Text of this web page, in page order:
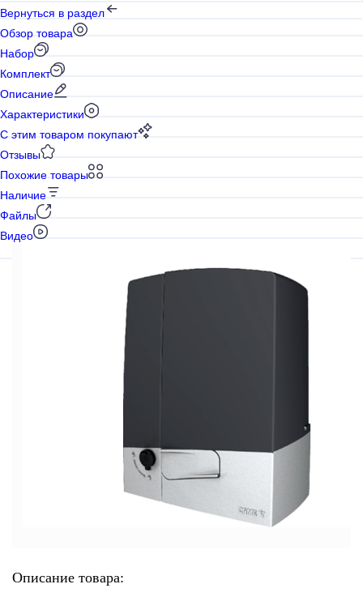
Вернуться в раздел
Обзор товара
Набор
Комплект
Описание
Характеристики
С этим товаром покупают
Отзывы
Похожие товары
Наличие
Файлы
Видео
Описание товара: